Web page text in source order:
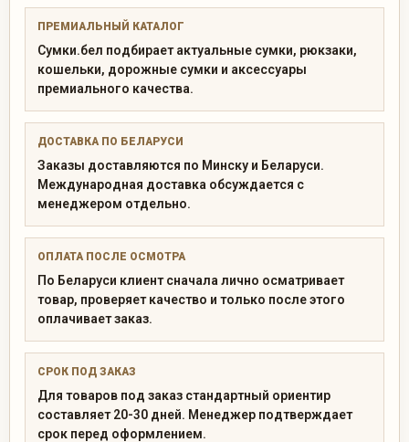
ПРЕМИАЛЬНЫЙ КАТАЛОГ
Сумки.бел подбирает актуальные сумки, рюкзаки,
кошельки, дорожные сумки и аксессуары
премиального качества.
ДОСТАВКА ПО БЕЛАРУСИ
Заказы доставляются по Минску и Беларуси.
Международная доставка обсуждается с
менеджером отдельно.
ОПЛАТА ПОСЛЕ ОСМОТРА
По Беларуси клиент сначала лично осматривает
товар, проверяет качество и только после этого
оплачивает заказ.
СРОК ПОД ЗАКАЗ
Для товаров под заказ стандартный ориентир
составляет 20-30 дней. Менеджер подтверждает
срок перед оформлением.